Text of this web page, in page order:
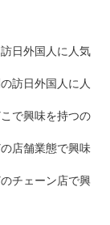
日外国人に人気
訪日外国人に人
で興味を持つの
店舗業態で興味
チェーン店で興